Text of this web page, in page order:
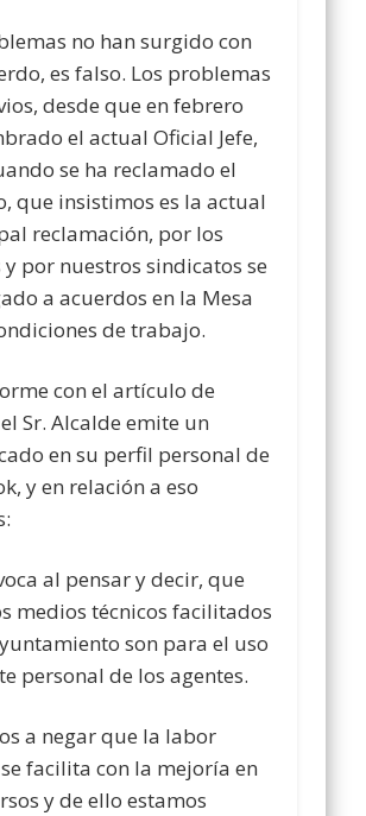
no han surgido con
es falso. Los problemas
desde que en febrero
el actual Oficial Jefe,
se ha reclamado el
que insistimos es la actual
reclamación, por los
y por nuestros sindicatos se
a acuerdos en la Mesa
de trabajo.
con el artículo de
Sr. Alcalde emite un
en su perfil personal de
y en relación a eso
al pensar y decir, que
medios técnicos facilitados
son para el uso
personal de los agentes.
a negar que la labor
facilita con la mejoría en
y de ello estamos